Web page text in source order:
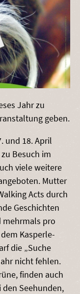
Jahr zu
geben.
und 18. April
Besuch im
viele weitere
Mutter
Acts durch
Geschichten
mehrmals pro
Kasperle-
die „Suche
nicht fehlen.
finden auch
Seehunden,